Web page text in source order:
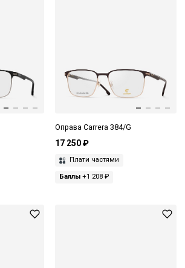
Оправа Carrera 384/G
17 250 ₽
Плати частями
Баллы+1 208 ₽